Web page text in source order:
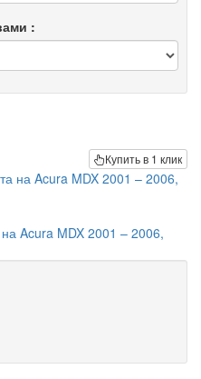
:
Купить в 1 клик
Acura MDX 2001 – 2006,